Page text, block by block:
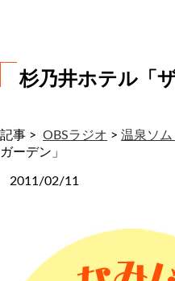
杉乃井ホテル「
記事 > OBSラジオ > 温泉ソム
ガーデン」
2011/02/11